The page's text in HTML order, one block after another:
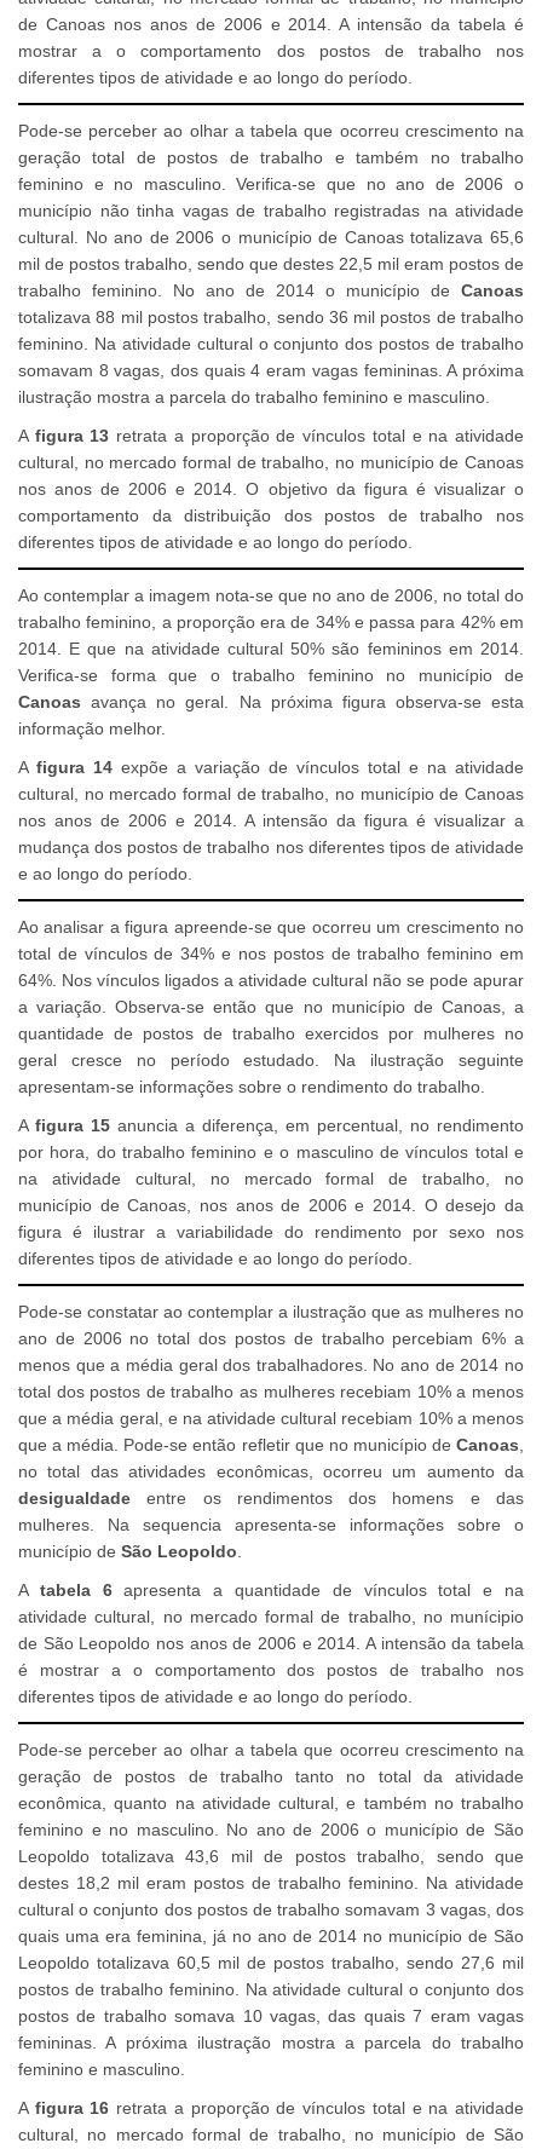
de Canoas nos anos de 2006 e 2014. A intensão da tabela é
mostrar a o comportamento dos postos de trabalho nos
diferentes tipos de atividade e ao longo do período.
Pode-se perceber ao olhar a tabela que ocorreu crescimento na
geração total de postos de trabalho e também no trabalho
feminino e no masculino. Verifica-se que no ano de 2006 o
município não tinha vagas de trabalho registradas na atividade
cultural. No ano de 2006 o município de Canoas totalizava 65,6
mil de postos trabalho, sendo que destes 22,5 mil eram postos de
trabalho feminino. No ano de 2014 o município de Canoas
totalizava 88 mil postos trabalho, sendo 36 mil postos de trabalho
feminino. Na atividade cultural o conjunto dos postos de trabalho
somavam 8 vagas, dos quais 4 eram vagas femininas. A próxima
ilustração mostra a parcela do trabalho feminino e masculino.
A figura 13 retrata a proporção de vínculos total e na atividade
cultural, no mercado formal de trabalho, no município de Canoas
nos anos de 2006 e 2014. O objetivo da figura é visualizar o
comportamento da distribuição dos postos de trabalho nos
diferentes tipos de atividade e ao longo do período.
Ao contemplar a imagem nota-se que no ano de 2006, no total do
trabalho feminino, a proporção era de 34% e passa para 42% em
2014. E que na atividade cultural 50% são femininos em 2014.
Verifica-se forma que o trabalho feminino no município de
Canoas avança no geral. Na próxima figura observa-se esta
informação melhor.
A figura 14 expõe a variação de vínculos total e na atividade
cultural, no mercado formal de trabalho, no município de Canoas
nos anos de 2006 e 2014. A intensão da figura é visualizar a
mudança dos postos de trabalho nos diferentes tipos de atividade
e ao longo do período.
Ao analisar a figura apreende-se que ocorreu um crescimento no
total de vínculos de 34% e nos postos de trabalho feminino em
64%. Nos vínculos ligados a atividade cultural não se pode apurar
a variação. Observa-se então que no município de Canoas, a
quantidade de postos de trabalho exercidos por mulheres no
geral cresce no período estudado. Na ilustração seguinte
apresentam-se informações sobre o rendimento do trabalho.
A figura 15 anuncia a diferença, em percentual, no rendimento
por hora, do trabalho feminino e o masculino de vínculos total e
na atividade cultural, no mercado formal de trabalho, no
município de Canoas, nos anos de 2006 e 2014. O desejo da
figura é ilustrar a variabilidade do rendimento por sexo nos
diferentes tipos de atividade e ao longo do período.
Pode-se constatar ao contemplar a ilustração que as mulheres no
ano de 2006 no total dos postos de trabalho percebiam 6% a
menos que a média geral dos trabalhadores. No ano de 2014 no
total dos postos de trabalho as mulheres recebiam 10% a menos
que a média geral, e na atividade cultural recebiam 10% a menos
que a média. Pode-se então refletir que no município de Canoas
no total das atividades econômicas, ocorreu um aumento da
desigualdade entre os rendimentos dos homens e das
mulheres. Na sequencia apresenta-se informações sobre o
município de São Leopoldo
A tabela 6apresenta a quantidade de vínculos total e na
atividade cultural, no mercado formal de trabalho, no munícipio
de São Leopoldo nos anos de 2006 e 2014. A intensão da tabela
é mostrar a o comportamento dos postos de trabalho nos
diferentes tipos de atividade e ao longo do período.
Pode-se perceber ao olhar a tabela que ocorreu crescimento na
geração de postos de trabalho tanto no total da atividade
econômica, quanto na atividade cultural, e também no trabalho
feminino e no masculino. No ano de 2006 o município de São
Leopoldo totalizava 43,6 mil de postos trabalho, sendo que
destes 18,2 mil eram postos de trabalho feminino. Na atividade
cultural o conjunto dos postos de trabalho somavam 3 vagas, dos
quais uma era feminina, já no ano de 2014 no município de São
Leopoldo totalizava 60,5 mil de postos trabalho, sendo 27,6 mil
postos de trabalho feminino. Na atividade cultural o conjunto dos
postos de trabalho somava 10 vagas, das quais 7 eram vagas
femininas. A próxima ilustração mostra a parcela do trabalho
feminino e masculino.
A figura 16 retrata a proporção de vínculos total e na atividade
cultural, no mercado formal de trabalho, no município de São